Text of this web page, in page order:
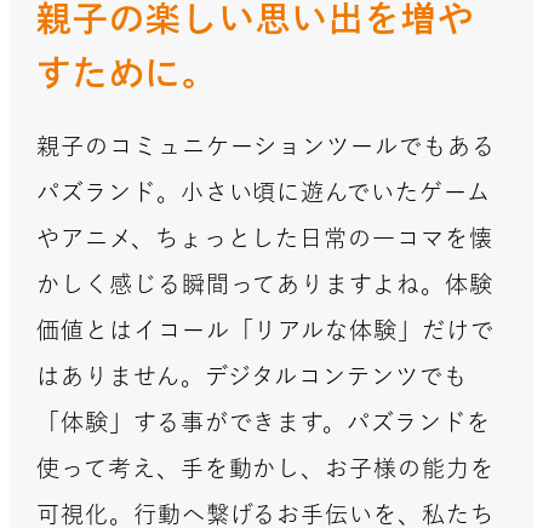
親子の楽しい思い出を増や
すために。
親子のコミュニケーションツールでもある
パズランド。小さい頃に遊んでいたゲーム
やアニメ、ちょっとした日常の一コマを懐
かしく感じる瞬間ってありますよね。体験
価値とはイコール「リアルな体験」だけで
はありません。デジタルコンテンツでも
「体験」する事ができます。パズランドを
使って考え、手を動かし、お子様の能力を
可視化。行動へ繋げるお手伝いを、私たち